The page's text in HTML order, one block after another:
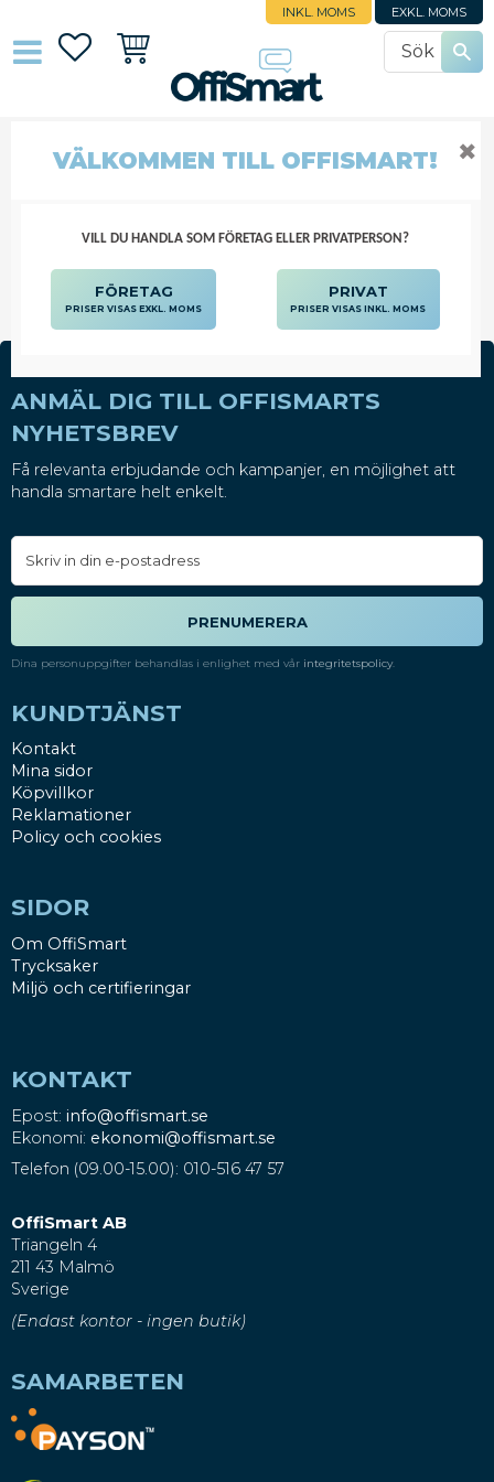
INKL. MOMS EXKL. MOMS
FavoriterKundvagn
NOTES FÄRGADE
ANMÄL DIG TILL OFFISMARTS
NYHETSBREV
Få relevanta erbjudande och kampanjer, en möjlighet att
handla smartare helt enkelt.
PRENUMERERA
Dina personuppgifter behandlas i enlighet med vår integritetspolicy.
KUNDTJÄNST
Kontakt
Mina sidor
Köpvillkor
Reklamationer
Policy och cookies
SIDOR
Om OffiSmart
Trycksaker
Miljö och certifieringar
KONTAKT
Epost: info@offismart.se
Ekonomi: ekonomi@offismart.se
Telefon (09.00-15.00): 010-516 47 57
OffiSmart AB
Triangeln 4
211 43 Malmö
Sverige
(Endast kontor - ingen butik)
SAMARBETEN
VÄLKOMMEN TILL OFFISMART!
VILL DU HANDLA SOM FÖRETAG ELLER PRIVATPERSON?
FÖRETAG
PRISER VISAS EXKL. MOMS
PRIVAT
PRISER VISAS INKL. MOMS
✖